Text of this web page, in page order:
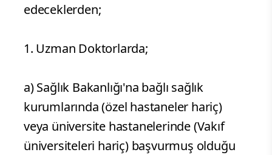
edeceklerden;
1. Uzman Doktorlarda;
a) Sağlık Bakanlığı'na bağlı sağlık
kurumlarında (özel hastaneler hariç)
veya üniversite hastanelerinde (Vakıf
üniversiteleri hariç) başvurmuş olduğu